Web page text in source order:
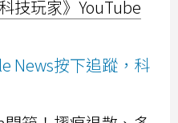
技玩家》YouTube
News按下追蹤，科